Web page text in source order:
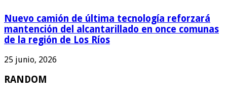
Nuevo camión de última tecnología reforzará
mantención del alcantarillado en once comunas
de la región de Los Ríos
25 junio, 2026
RANDOM